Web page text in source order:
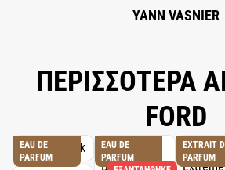
YANN VASNIER
ΠΕΡΙΣΣΟΤΕΡΑ
FORD
EAU DE
PARFUM
EAU DE
PARFUM
EXTRAIT
PARFUM